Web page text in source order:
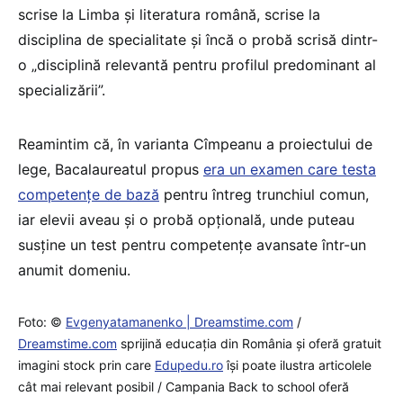
scrise la Limba și literatura română, scrise la
disciplina de specialitate și încă o probă scrisă dintr-
o „disciplină relevantă pentru profilul predominant al
specializării”.
Reamintim că, în varianta Cîmpeanu a proiectului de
lege, Bacalaureatul propus era un examen care testa
competențe de bază pentru întreg trunchiul comun,
iar elevii aveau și o probă opțională, unde puteau
susține un test pentru competențe avansate într-un
anumit domeniu.
Foto: © Evgenyatamanenko | Dreamstime.com /
Dreamstime.com sprijină educaţia din România şi oferă gratuit
imagini stock prin care Edupedu.roîşi poate ilustra articolele
cât mai relevant posibil / Campania Back to school oferă